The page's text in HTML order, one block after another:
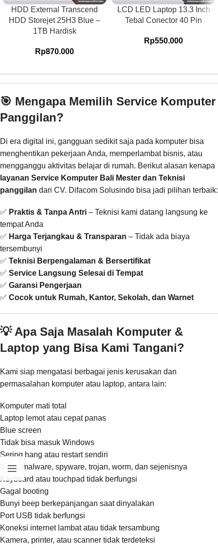
HDD External Transcend
HDD Storejet 25H3 Blue –
1TB Hardisk
Rp870.000
LCD LED Laptop 13.3 Inch
Tebal Conector 40 Pin
Rp550.000
🎯 Mengapa Memilih Service Komputer
Panggilan?
Di era digital ini, gangguan sedikit saja pada komputer bisa
menghentikan pekerjaan Anda, memperlambat bisnis, atau
mengganggu aktivitas belajar di rumah. Berikut alasan kenapa
layanan Service Komputer Bali Mester dan Teknisi
panggilan dari CV. Difacom Solusindo bisa jadi pilihan terbaik:
✅ Praktis & Tanpa Antri – Teknisi kami datang langsung ke
tempat Anda
✅ Harga Terjangkau & Transparan – Tidak ada biaya
tersembunyi
✅ Teknisi Berpengalaman & Bersertifikat
✅ Service Langsung Selesai di Tempat
✅ Garansi Pengerjaan
✅ Cocok untuk Rumah, Kantor, Sekolah, dan Warnet
💡 Apa Saja Masalah Komputer &
Laptop yang Bisa Kami Tangani?
Kami siap mengatasi berbagai jenis kerusakan dan
permasalahan komputer atau laptop, antara lain:
Komputer mati total
Laptop lemot atau cepat panas
Blue screen
Tidak bisa masuk Windows
Sering hang atau restart sendiri
Virus, malware, spyware, trojan, worm, dan sejenisnya
Keyboard atau touchpad tidak berfungsi
Gagal booting
Bunyi beep berkepanjangan saat dinyalakan
Port USB tidak berfungsi
Koneksi internet lambat atau tidak tersambung
Kamera, printer, atau scanner tidak terdeteksi